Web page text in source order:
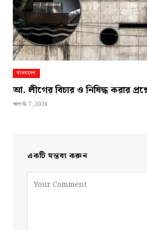
বাংলাদেশ
আ. লীগের বিচার ও নিষিদ্ধ করার
আগস্ট 7, 2026
একটি মন্তব্য করুন